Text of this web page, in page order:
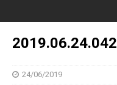
2019.06.24.042
24/06/2019